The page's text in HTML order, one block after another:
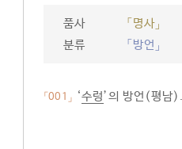
품사
「명사」
분류
「방언」
「001」 ‘수렁’의 방언(평남).